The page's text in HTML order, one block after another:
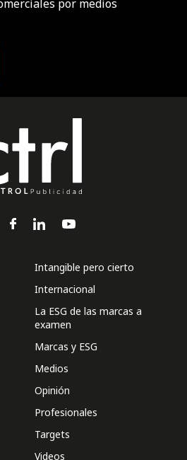
por medios
Intangible pero cierto
Internacional
La ESG de las marcas a
examen
Marcas y ESG
Medios
Opinión
Profesionales
Targets
Videos